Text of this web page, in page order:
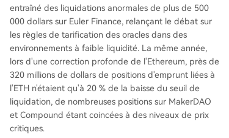
entraîné des liquidations anormales de plus de 500
000 dollars sur Euler Finance, relançant le débat sur
les règles de tarification des oracles dans des
environnements à faible liquidité. La même année,
lors d'une correction profonde de l'Ethereum, près de
320 millions de dollars de positions d'emprunt liées à
l'ETH n'étaient qu'à 20 % de la baisse du seuil de
liquidation, de nombreuses positions sur MakerDAO
et Compound étant coincées à des niveaux de prix
critiques.